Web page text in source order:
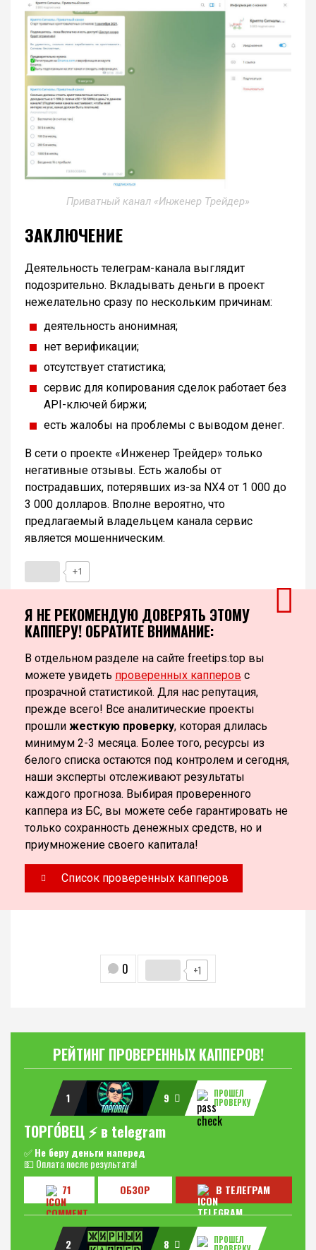
Приватный канал «Инженер Трейдер»
ЗАКЛЮЧЕНИЕ
Деятельность телеграм-канала выглядит
подозрительно. Вкладывать деньги в проект
нежелательно сразу по нескольким причинам:
деятельность анонимная;
нет верификации;
отсутствует статистика;
сервис для копирования сделок работает без
API-ключей биржи;
есть жалобы на проблемы с выводом денег.
В сети о проекте «Инженер Трейдер» только
негативные отзывы. Есть жалобы от
пострадавших, потерявших из-за NX4 от 1 000 до
3 000 долларов. Вполне вероятно, что
предлагаемый владельцем канала сервис
является мошенническим.
+1
Я НЕ РЕКОМЕНДУЮ ДОВЕРЯТЬ ЭТОМУ
КАППЕРУ! ОБРАТИТЕ ВНИМАНИЕ:
В отдельном разделе на сайте freetips.top вы
можете увидеть проверенных капперов с
прозрачной статистикой. Для нас репутация,
прежде всего! Все аналитические проекты
прошли жесткую проверку, которая длилась
минимум 2-3 месяца. Более того, ресурсы из
белого списка остаются под контролем и сегодня,
наши эксперты отслеживают результаты
каждого прогноза. Выбирая проверенного
каппера из БС, вы можете себе гарантировать не
только сохранность денежных средств, но и
приумножение своего капитала!
Список проверенных капперов
0 +1
РЕЙТИНГ ПРОВЕРЕННЫХ КАППЕРОВ!
1 9
ПРОШЕЛ
ПРОВЕРКУ
ТОРГО́ВЕЦ ⚡️ в telegram
✅Не беру деньги наперед
💵 Оплата после результата!
71
ОБЗОР В ТЕЛЕГРАМ
2 8
ПРОШЕЛ